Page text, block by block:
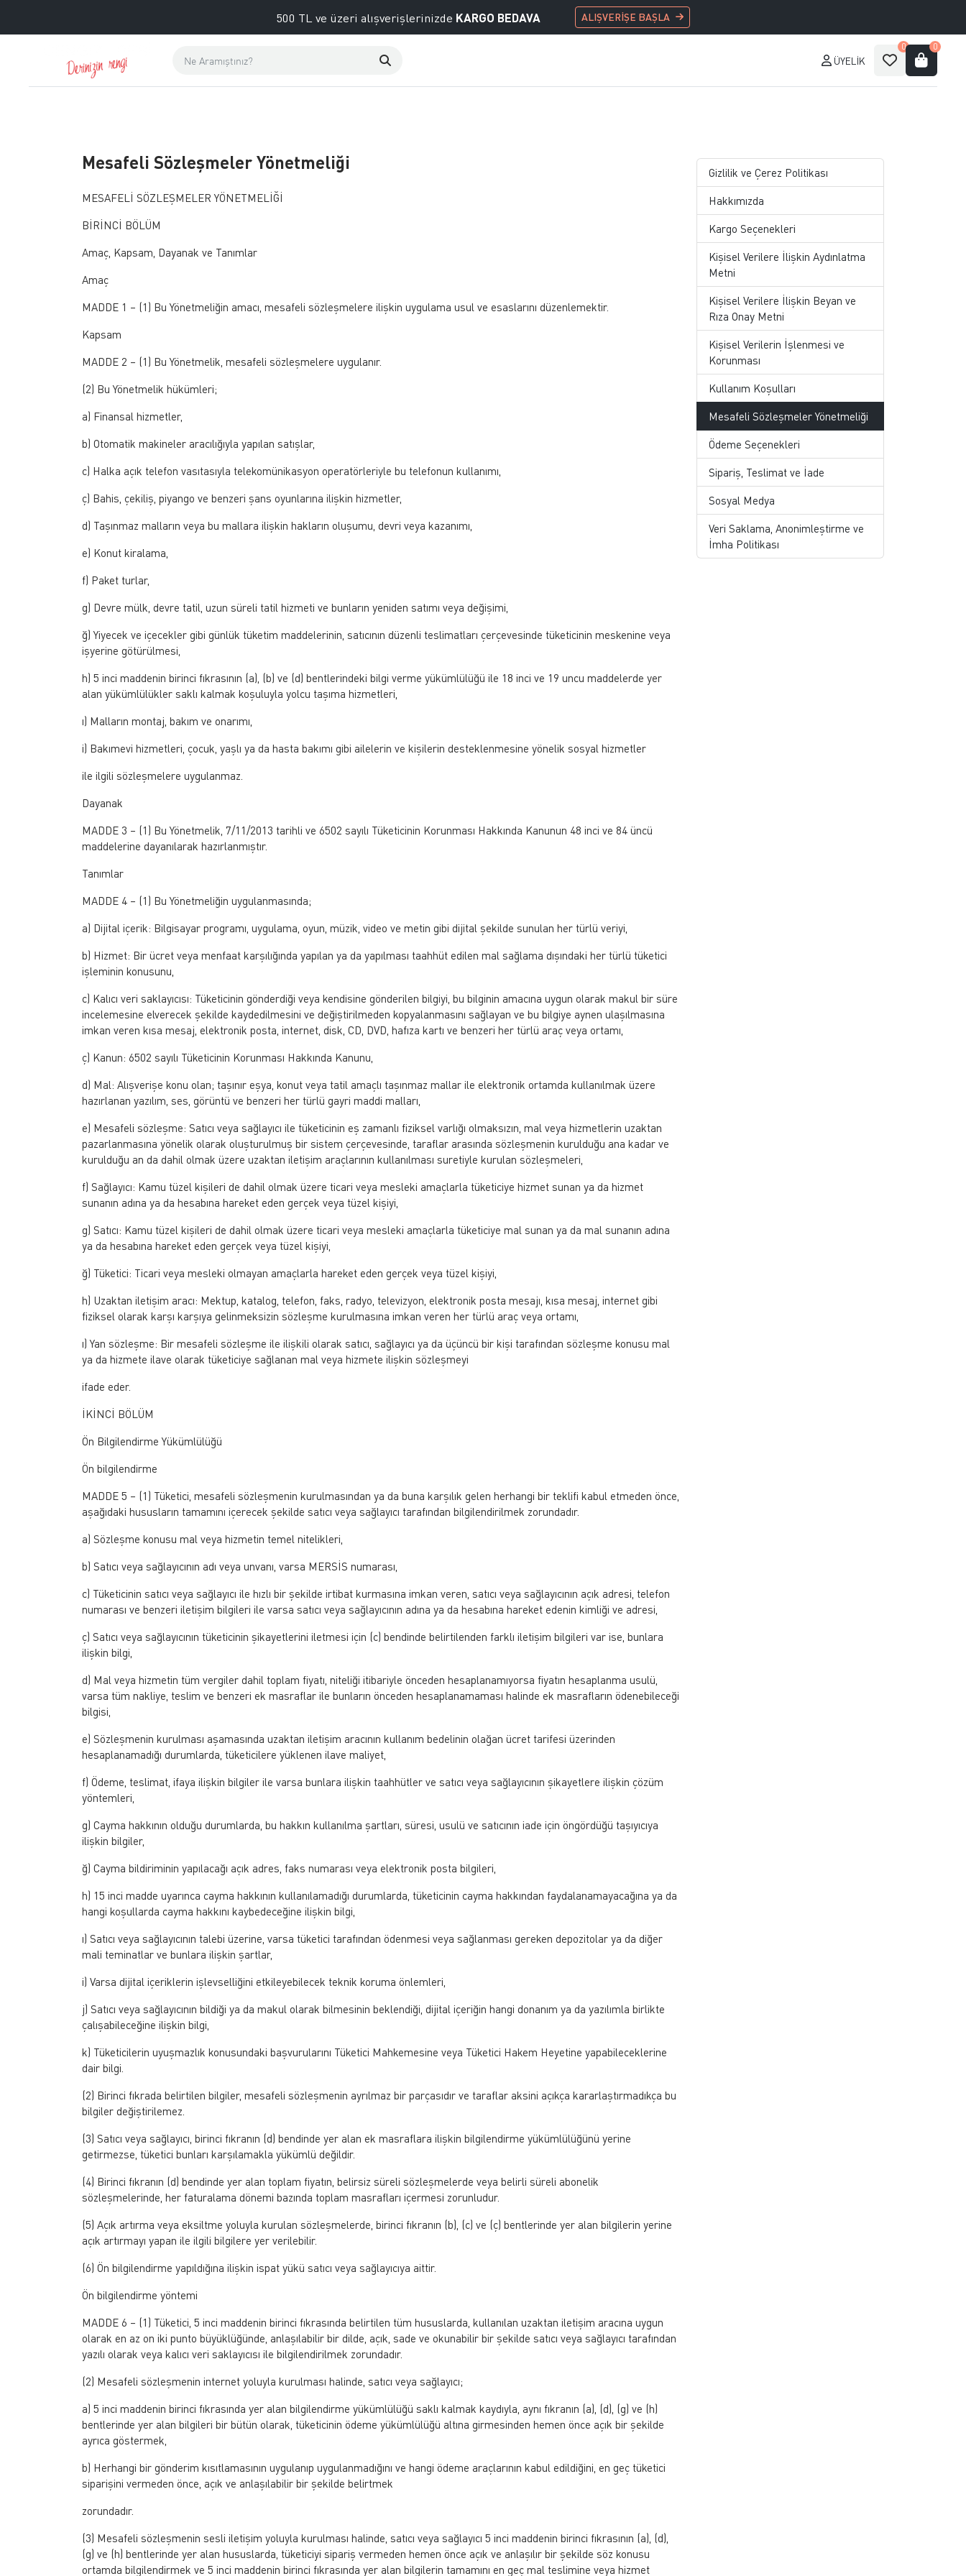
500 TL ve üzeri alışverişlerinizde KARGO BEDAVA ALIŞVERİŞE BAŞLA
ÜYELIK
0 0
Gizlilik ve Çerez Politikası
Hakkımızda
Kargo Seçenekleri
Kişisel Verilere İlişkin Aydınlatma
Metni
Kişisel Verilere İlişkin Beyan ve
Rıza Onay Metni
Kişisel Verilerin İşlenmesi ve
Korunması
Kullanım Koşulları
Mesafeli Sözleşmeler Yönetmeliği
Ödeme Seçenekleri
Sipariş, Teslimat ve İade
Sosyal Medya
Veri Saklama, Anonimleştirme ve
İmha Politikası
Mesafeli Sözleşmeler Yönetmeliği
MESAFELİ SÖZLEŞMELER YÖNETMELİĞİ
BİRİNCİ BÖLÜM
Amaç, Kapsam, Dayanak ve Tanımlar
Amaç
MADDE 1 – (1) Bu Yönetmeliğin amacı, mesafeli sözleşmelere ilişkin uygulama usul ve esaslarını düzenlemektir.
Kapsam
MADDE 2 – (1) Bu Yönetmelik, mesafeli sözleşmelere uygulanır.
(2) Bu Yönetmelik hükümleri;
a) Finansal hizmetler,
b) Otomatik makineler aracılığıyla yapılan satışlar,
c) Halka açık telefon vasıtasıyla telekomünikasyon operatörleriyle bu telefonun kullanımı,
ç) Bahis, çekiliş, piyango ve benzeri şans oyunlarına ilişkin hizmetler,
d) Taşınmaz malların veya bu mallara ilişkin hakların oluşumu, devri veya kazanımı,
e) Konut kiralama,
f) Paket turlar,
g) Devre mülk, devre tatil, uzun süreli tatil hizmeti ve bunların yeniden satımı veya değişimi,
ğ) Yiyecek ve içecekler gibi günlük tüketim maddelerinin, satıcının düzenli teslimatları çerçevesinde tüketicinin meskenine veya
işyerine götürülmesi,
h) 5 inci maddenin birinci fıkrasının (a), (b) ve (d) bentlerindeki bilgi verme yükümlülüğü ile 18 inci ve 19 uncu maddelerde yer
alan yükümlülükler saklı kalmak koşuluyla yolcu taşıma hizmetleri,
ı) Malların montaj, bakım ve onarımı,
i) Bakımevi hizmetleri, çocuk, yaşlı ya da hasta bakımı gibi ailelerin ve kişilerin desteklenmesine yönelik sosyal hizmetler
ile ilgili sözleşmelere uygulanmaz.
Dayanak
MADDE 3 – (1) Bu Yönetmelik, 7/11/2013 tarihli ve 6502 sayılı Tüketicinin Korunması Hakkında Kanunun 48 inci ve 84 üncü
maddelerine dayanılarak hazırlanmıştır.
Tanımlar
MADDE 4 – (1) Bu Yönetmeliğin uygulanmasında;
a) Dijital içerik: Bilgisayar programı, uygulama, oyun, müzik, video ve metin gibi dijital şekilde sunulan her türlü veriyi,
b) Hizmet: Bir ücret veya menfaat karşılığında yapılan ya da yapılması taahhüt edilen mal sağlama dışındaki her türlü tüketici
işleminin konusunu,
c) Kalıcı veri saklayıcısı: Tüketicinin gönderdiği veya kendisine gönderilen bilgiyi, bu bilginin amacına uygun olarak makul bir süre
incelemesine elverecek şekilde kaydedilmesini ve değiştirilmeden kopyalanmasını sağlayan ve bu bilgiye aynen ulaşılmasına
imkan veren kısa mesaj, elektronik posta, internet, disk, CD, DVD, hafıza kartı ve benzeri her türlü araç veya ortamı,
ç) Kanun: 6502 sayılı Tüketicinin Korunması Hakkında Kanunu,
d) Mal: Alışverişe konu olan; taşınır eşya, konut veya tatil amaçlı taşınmaz mallar ile elektronik ortamda kullanılmak üzere
hazırlanan yazılım, ses, görüntü ve benzeri her türlü gayri maddi malları,
e) Mesafeli sözleşme: Satıcı veya sağlayıcı ile tüketicinin eş zamanlı fiziksel varlığı olmaksızın, mal veya hizmetlerin uzaktan
pazarlanmasına yönelik olarak oluşturulmuş bir sistem çerçevesinde, taraflar arasında sözleşmenin kurulduğu ana kadar ve
kurulduğu an da dahil olmak üzere uzaktan iletişim araçlarının kullanılması suretiyle kurulan sözleşmeleri,
f) Sağlayıcı: Kamu tüzel kişileri de dahil olmak üzere ticari veya mesleki amaçlarla tüketiciye hizmet sunan ya da hizmet
sunanın adına ya da hesabına hareket eden gerçek veya tüzel kişiyi,
g) Satıcı: Kamu tüzel kişileri de dahil olmak üzere ticari veya mesleki amaçlarla tüketiciye mal sunan ya da mal sunanın adına
ya da hesabına hareket eden gerçek veya tüzel kişiyi,
ğ) Tüketici: Ticari veya mesleki olmayan amaçlarla hareket eden gerçek veya tüzel kişiyi,
h) Uzaktan iletişim aracı: Mektup, katalog, telefon, faks, radyo, televizyon, elektronik posta mesajı, kısa mesaj, internet gibi
fiziksel olarak karşı karşıya gelinmeksizin sözleşme kurulmasına imkan veren her türlü araç veya ortamı,
ı) Yan sözleşme: Bir mesafeli sözleşme ile ilişkili olarak satıcı, sağlayıcı ya da üçüncü bir kişi tarafından sözleşme konusu mal
ya da hizmete ilave olarak tüketiciye sağlanan mal veya hizmete ilişkin sözleşmeyi
ifade eder.
İKİNCİ BÖLÜM
Ön Bilgilendirme Yükümlülüğü
Ön bilgilendirme
MADDE 5 – (1) Tüketici, mesafeli sözleşmenin kurulmasından ya da buna karşılık gelen herhangi bir teklifi kabul etmeden önce,
aşağıdaki hususların tamamını içerecek şekilde satıcı veya sağlayıcı tarafından bilgilendirilmek zorundadır.
a) Sözleşme konusu mal veya hizmetin temel nitelikleri,
b) Satıcı veya sağlayıcının adı veya unvanı, varsa MERSİS numarası,
c) Tüketicinin satıcı veya sağlayıcı ile hızlı bir şekilde irtibat kurmasına imkan veren, satıcı veya sağlayıcının açık adresi, telefon
numarası ve benzeri iletişim bilgileri ile varsa satıcı veya sağlayıcının adına ya da hesabına hareket edenin kimliği ve adresi,
ç) Satıcı veya sağlayıcının tüketicinin şikayetlerini iletmesi için (c) bendinde belirtilenden farklı iletişim bilgileri var ise, bunlara
ilişkin bilgi,
d) Mal veya hizmetin tüm vergiler dahil toplam fiyatı, niteliği itibariyle önceden hesaplanamıyorsa fiyatın hesaplanma usulü,
varsa tüm nakliye, teslim ve benzeri ek masraflar ile bunların önceden hesaplanamaması halinde ek masrafların ödenebileceği
bilgisi,
e) Sözleşmenin kurulması aşamasında uzaktan iletişim aracının kullanım bedelinin olağan ücret tarifesi üzerinden
hesaplanamadığı durumlarda, tüketicilere yüklenen ilave maliyet,
f) Ödeme, teslimat, ifaya ilişkin bilgiler ile varsa bunlara ilişkin taahhütler ve satıcı veya sağlayıcının şikayetlere ilişkin çözüm
yöntemleri,
g) Cayma hakkının olduğu durumlarda, bu hakkın kullanılma şartları, süresi, usulü ve satıcının iade için öngördüğü taşıyıcıya
ilişkin bilgiler,
ğ) Cayma bildiriminin yapılacağı açık adres, faks numarası veya elektronik posta bilgileri,
h) 15 inci madde uyarınca cayma hakkının kullanılamadığı durumlarda, tüketicinin cayma hakkından faydalanamayacağına ya da
hangi koşullarda cayma hakkını kaybedeceğine ilişkin bilgi,
ı) Satıcı veya sağlayıcının talebi üzerine, varsa tüketici tarafından ödenmesi veya sağlanması gereken depozitolar ya da diğer
mali teminatlar ve bunlara ilişkin şartlar,
i) Varsa dijital içeriklerin işlevselliğini etkileyebilecek teknik koruma önlemleri,
j) Satıcı veya sağlayıcının bildiği ya da makul olarak bilmesinin beklendiği, dijital içeriğin hangi donanım ya da yazılımla birlikte
çalışabileceğine ilişkin bilgi,
k) Tüketicilerin uyuşmazlık konusundaki başvurularını Tüketici Mahkemesine veya Tüketici Hakem Heyetine yapabileceklerine
dair bilgi.
(2) Birinci fıkrada belirtilen bilgiler, mesafeli sözleşmenin ayrılmaz bir parçasıdır ve taraflar aksini açıkça kararlaştırmadıkça bu
bilgiler değiştirilemez.
(3) Satıcı veya sağlayıcı, birinci fıkranın (d) bendinde yer alan ek masraflara ilişkin bilgilendirme yükümlülüğünü yerine
getirmezse, tüketici bunları karşılamakla yükümlü değildir.
(4) Birinci fıkranın (d) bendinde yer alan toplam fiyatın, belirsiz süreli sözleşmelerde veya belirli süreli abonelik
sözleşmelerinde, her faturalama dönemi bazında toplam masrafları içermesi zorunludur.
(5) Açık artırma veya eksiltme yoluyla kurulan sözleşmelerde, birinci fıkranın (b), (c) ve (ç) bentlerinde yer alan bilgilerin yerine
açık artırmayı yapan ile ilgili bilgilere yer verilebilir.
(6) Ön bilgilendirme yapıldığına ilişkin ispat yükü satıcı veya sağlayıcıya aittir.
Ön bilgilendirme yöntemi
MADDE 6 – (1) Tüketici, 5 inci maddenin birinci fıkrasında belirtilen tüm hususlarda, kullanılan uzaktan iletişim aracına uygun
olarak en az on iki punto büyüklüğünde, anlaşılabilir bir dilde, açık, sade ve okunabilir bir şekilde satıcı veya sağlayıcı tarafından
yazılı olarak veya kalıcı veri saklayıcısı ile bilgilendirilmek zorundadır.
(2) Mesafeli sözleşmenin internet yoluyla kurulması halinde, satıcı veya sağlayıcı;
a) 5 inci maddenin birinci fıkrasında yer alan bilgilendirme yükümlülüğü saklı kalmak kaydıyla, aynı fıkranın (a), (d), (g) ve (h)
bentlerinde yer alan bilgileri bir bütün olarak, tüketicinin ödeme yükümlülüğü altına girmesinden hemen önce açık bir şekilde
ayrıca göstermek,
b) Herhangi bir gönderim kısıtlamasının uygulanıp uygulanmadığını ve hangi ödeme araçlarının kabul edildiğini, en geç tüketici
siparişini vermeden önce, açık ve anlaşılabilir bir şekilde belirtmek
zorundadır.
(3) Mesafeli sözleşmenin sesli iletişim yoluyla kurulması halinde, satıcı veya sağlayıcı 5 inci maddenin birinci fıkrasının (a), (d),
(g) ve (h) bentlerinde yer alan hususlarda, tüketiciyi sipariş vermeden hemen önce açık ve anlaşılır bir şekilde söz konusu
ortamda bilgilendirmek ve 5 inci maddenin birinci fıkrasında yer alan bilgilerin tamamını en geç mal teslimine veya hizmet